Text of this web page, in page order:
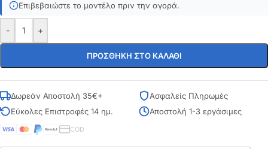
Επιβεβαιώστε το μοντέλο πριν την αγορά.
- +
ΠΡΟΣΘΉΚΗ ΣΤΟ ΚΑΛΆΘΙ
Δωρεάν Αποστολή 35€+
Ασφαλείς Πληρωμές
Εύκολες Επιστροφές 14 ημ.
Αποστολή 1-3 εργάσιμες
COD